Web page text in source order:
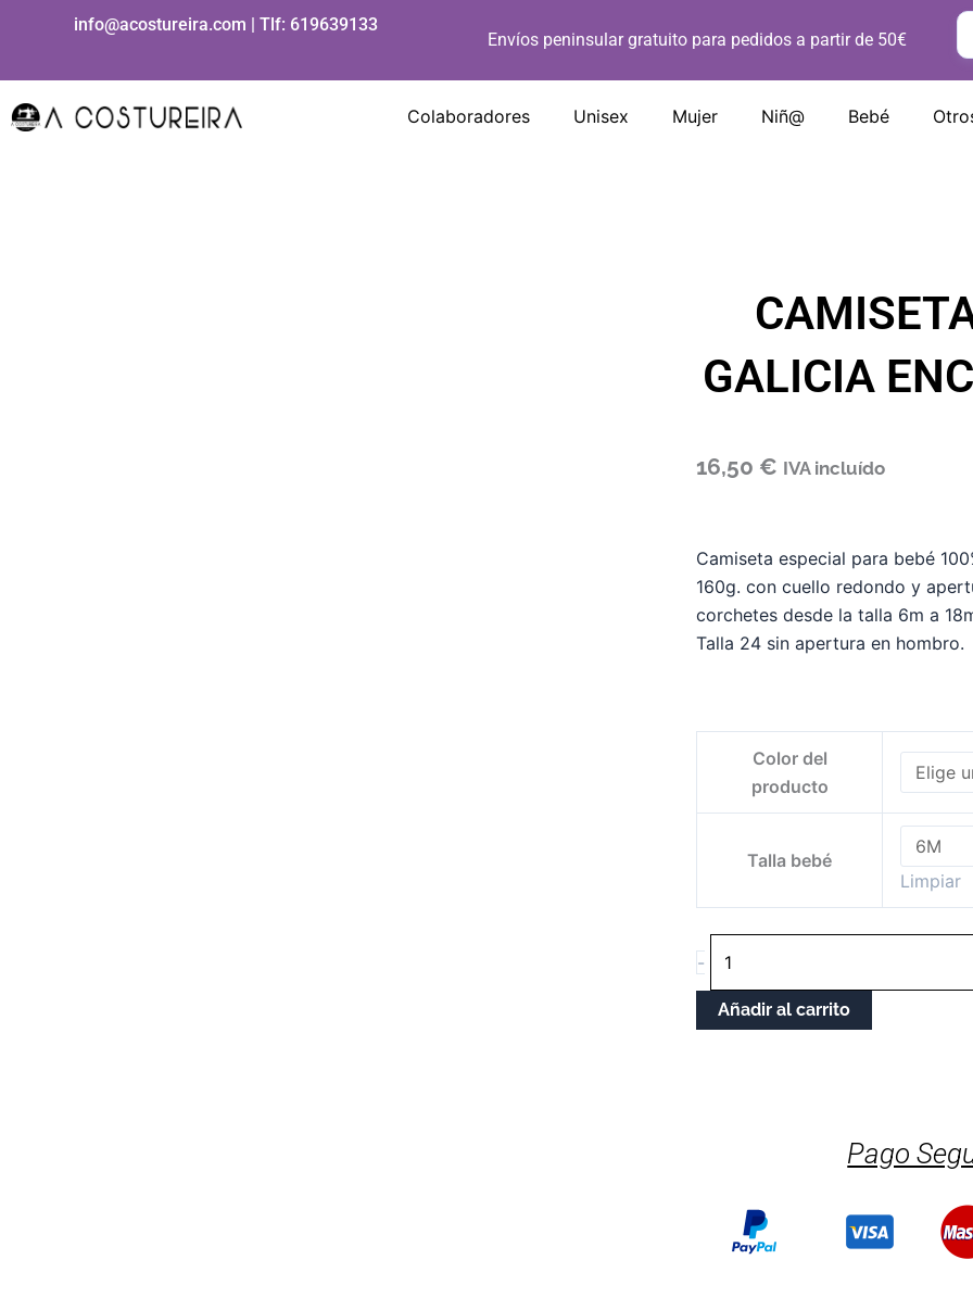
info@acostureira.com | Tlf: 619639133
Envíos peninsular gratuito para pedidos a partir de 50€
Colaboradores Unisex Mujer Niñ@ Bebé
GALICIA
16,50 € IVA incluído
Camiseta especial para bebé
160g. con cuello redondo y
corchetes desde la talla 6m a
Talla 24 sin apertura en hombro.
Color del
producto
Talla bebé
Limpiar
-
GALICIA
cantidade
Añadir al carrito
Pago